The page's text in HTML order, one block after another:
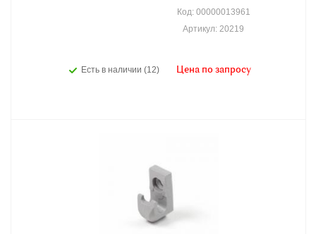
Есть в наличии (12)
Код: 00000013961
Артикул: 20219
Цена по запросу